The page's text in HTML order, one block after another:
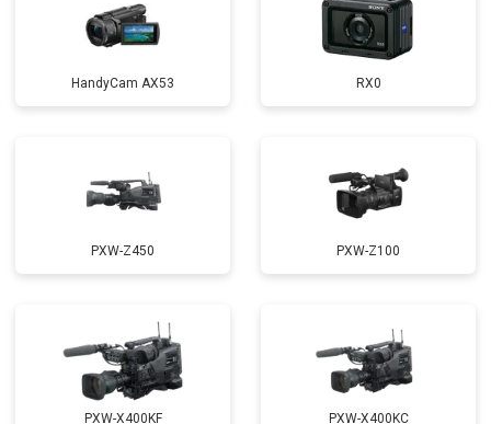
HandyCam AX53 RX0
PXW-Z450 PXW-Z100
PXW-X400KF PXW-X400KC